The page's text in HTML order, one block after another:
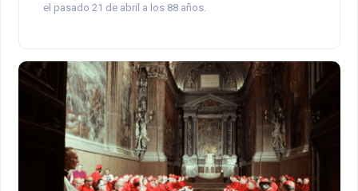
el pasado 21 de abril a los 88 años.